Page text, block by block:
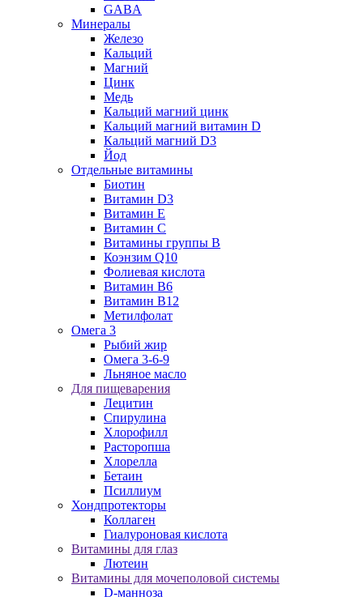
GABA
Минералы
Железо
Кальций
Магний
Цинк
Медь
Кальций магний цинк
Кальций магний витамин D
Кальций магний D3
Йод
Отдельные витамины
Биотин
Витамин D3
Витамин E
Витамин C
Витамины группы B
Коэнзим Q10
Фолиевая кислота
Витамин B6
Витамин B12
Метилфолат
Омега 3
Рыбий жир
Омега 3-6-9
Льняное масло
Для пищеварения
Лецитин
Спирулина
Хлорофилл
Расторопша
Хлорелла
Бетаин
Псиллиум
Хондпротекторы
Коллаген
Гиалуроновая кислота
Витамины для глаз
Лютеин
Витамины для мочеполовой системы
D-манноза